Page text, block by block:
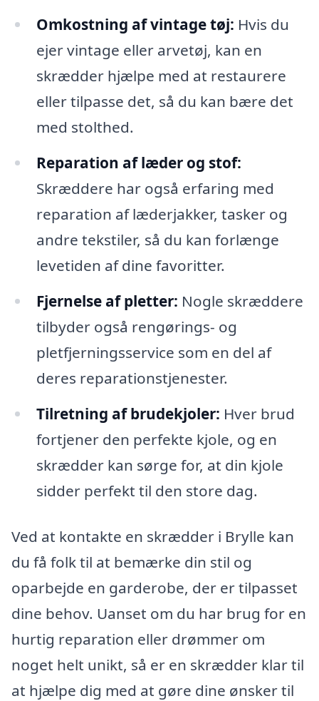
Omkostning af vintage tøj: Hvis du
ejer vintage eller arvetøj, kan en
skrædder hjælpe med at restaurere
eller tilpasse det, så du kan bære det
med stolthed.
Reparation af læder og stof:
Skræddere har også erfaring med
reparation af læderjakker, tasker og
andre tekstiler, så du kan forlænge
levetiden af dine favoritter.
Fjernelse af pletter: Nogle skræddere
tilbyder også rengørings- og
pletfjerningsservice som en del af
deres reparationstjenester.
Tilretning af brudekjoler: Hver brud
fortjener den perfekte kjole, og en
skrædder kan sørge for, at din kjole
sidder perfekt til den store dag.
Ved at kontakte en skrædder i Brylle kan
du få folk til at bemærke din stil og
oparbejde en garderobe, der er tilpasset
dine behov. Uanset om du har brug for en
hurtig reparation eller drømmer om
noget helt unikt, så er en skrædder klar til
at hjælpe dig med at gøre dine ønsker til